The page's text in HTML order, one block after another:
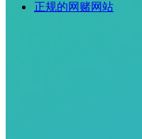
正规的网赌网站